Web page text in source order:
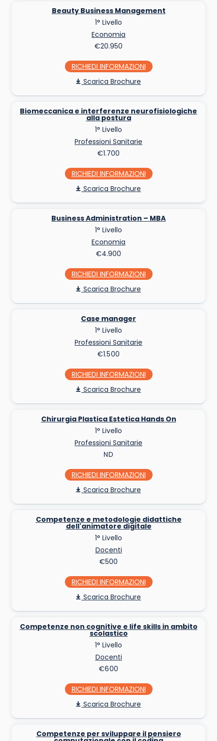
Beauty Business Management
1° Livello
Economia
€20.950
RICHIEDI INFO
Scarica Brochure
Biomeccanica e interferenze neurofisiologiche
alla postura
1° Livello
Professioni Sanitarie
€1.700
RICHIEDI INFO
Scarica Brochure
Business Administration – MBA
1° Livello
Economia
€4.900
RICHIEDI INFO
Scarica Brochure
Case manager
1° Livello
Professioni Sanitarie
€1.500
RICHIEDI INFO
Scarica Brochure
Chirurgia Plastica Estetica Hands On
1° Livello
Professioni Sanitarie
ND
RICHIEDI INFO
Scarica Brochure
Competenze e metodologie didattiche
dell'animatore digitale
1° Livello
Docenti
€500
RICHIEDI INFO
Scarica Brochure
Competenze non cognitive e life skills in ambito
scolastico
1° Livello
Docenti
€600
RICHIEDI INFO
Scarica Brochure
Competenze per sviluppare il pensiero